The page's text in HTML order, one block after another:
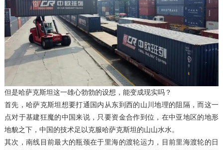
但是哈萨克斯坦这一雄心勃勃的设想，能变成现实吗？
首先，哈萨克斯坦想要打通国内从东到西的山川地理的阻隔，而这一
点对于基建狂魔的中国来说，只要资金合作到位，在中亚地区的地形
地貌之下，中国的技术足以克服哈萨克斯坦的山山水水。
其次，南线目前最大的瓶颈在于里海的渡轮运力，目前里海渡轮的日